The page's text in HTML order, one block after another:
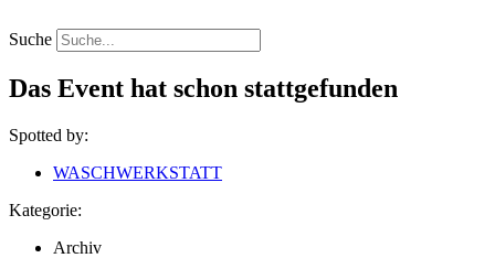
Inhalt
springen
Suche
Das Event hat schon stattgefunden
Spotted by:
WASCHWERKSTATT
Kategorie:
Archiv